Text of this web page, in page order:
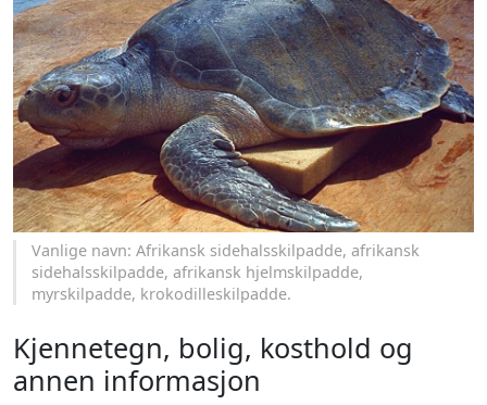
Vanlige navn: Afrikansk sidehalsskilpadde, afrikansk
sidehalsskilpadde, afrikansk hjelmskilpadde,
myrskilpadde, krokodilleskilpadde.
Kjennetegn, bolig, kosthold og
annen informasjon